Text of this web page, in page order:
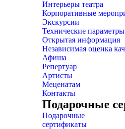
Интерьеры театра
Корпоративные
Экскурсии
Технические
Открытая информация
Независимая оценка
Афиша
Репертуар
Артисты
Меценатам
Контакты
Подарочные
Подарочные
сертификаты